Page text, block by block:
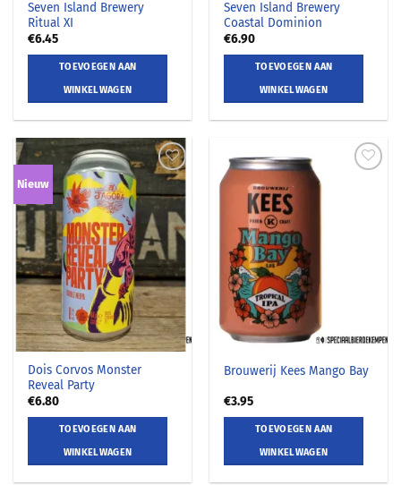
Seven Island Brewery
Ritual XI
€6.45
TOEVOEGEN AAN
WINKELWAGEN
Seven Island Brewery
Coastal Dominion
€6.90
TOEVOEGEN AAN
WINKELWAGEN
Nieuw
Dois Corvos Monster
Reveal Party
€6.80
TOEVOEGEN AAN
WINKELWAGEN
Brouwerij Kees Mango Bay
€3.95
TOEVOEGEN AAN
WINKELWAGEN